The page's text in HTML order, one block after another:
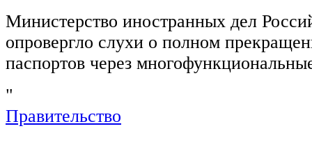
Министерство иностранных дел
опровергло слухи о полном
паспортов через
"
Правительство